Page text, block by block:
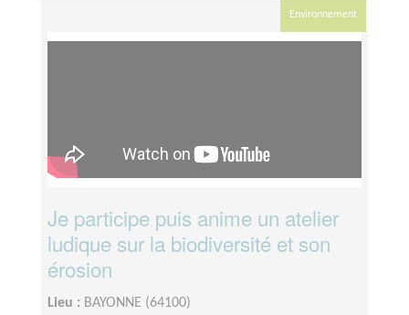
Environnement
Je participe puis anime un atelier
ludique sur la biodiversité et son
érosion
Lieu : BAYONNE (64100)